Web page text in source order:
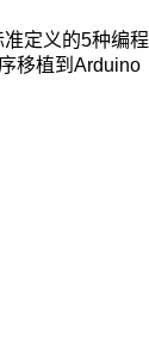
定义的5种编程
移植到Arduino